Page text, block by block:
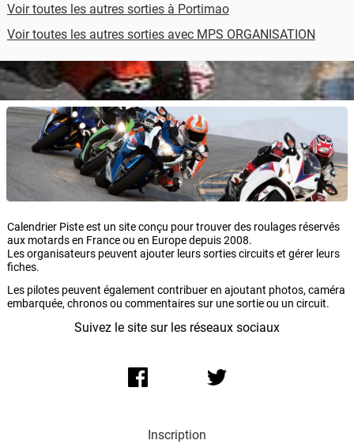
Voir toutes les autres sorties à Portimao
Voir toutes les autres sorties avec MPS ORGANISATION
Calendrier Piste est un site conçu pour trouver des roulages réservés
aux motards en France ou en Europe depuis 2008.
Les organisateurs peuvent ajouter leurs sorties circuits et gérer leurs
fiches.
Les pilotes peuvent également contribuer en ajoutant photos, caméra
embarquée, chronos ou commentaires sur une sortie ou un circuit.
Suivez le site sur les réseaux sociaux
Inscription